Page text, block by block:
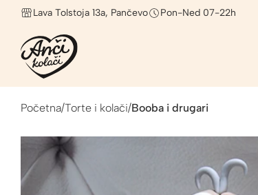
Lava Tolstoja 13a, Pančevo Pon-Ned 07-22h
Početna/Torte i kolači/Booba i drugari